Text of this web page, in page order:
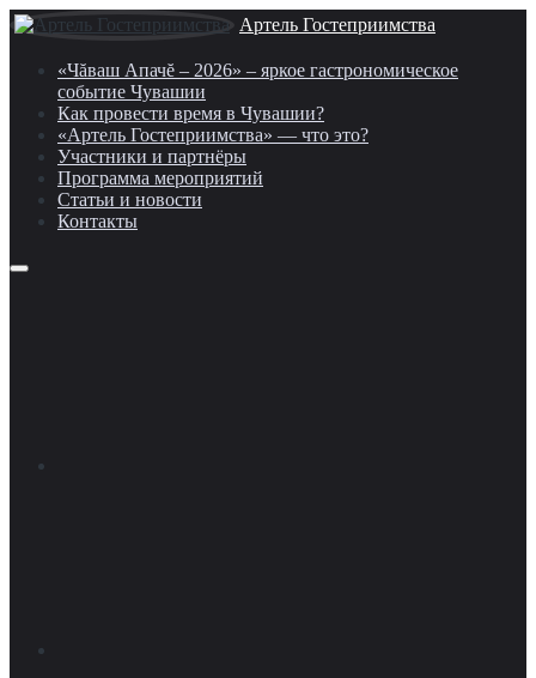
Артель Гостеприимства
«Чăваш Апачĕ – 2026» – яркое гастрономическое
событие Чувашии
Как провести время в Чувашии?
«Артель Гостеприимства» — что это?
Участники и партнёры
Программа мероприятий
Статьи и новости
Контакты